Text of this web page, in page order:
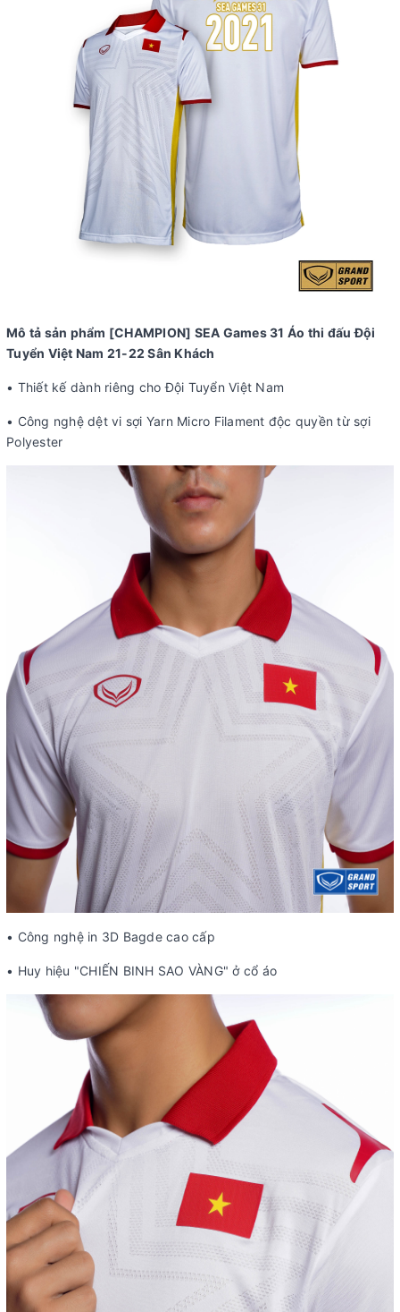
Mô tả sản phẩm [CHAMPION] SEA Games 31 Áo thi đấu Đội
Tuyển Việt Nam 21-22 Sân Khách
• Thiết kế dành riêng cho Đội Tuyển Việt Nam
• Công nghệ dệt vi sợi Yarn Micro Filament độc quyền từ sợi
Polyester
• Công nghệ in 3D Bagde cao cấp
• Huy hiệu "CHIẾN BINH SAO VÀNG" ở cổ áo